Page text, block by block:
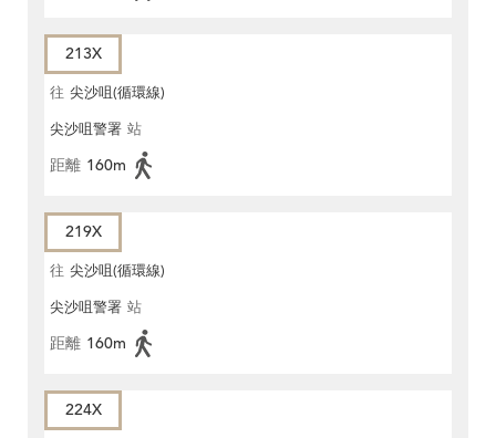
213X
往 尖沙咀(循環線)
尖沙咀警署 站
距離 160m
219X
往 尖沙咀(循環線)
尖沙咀警署 站
距離 160m
224X